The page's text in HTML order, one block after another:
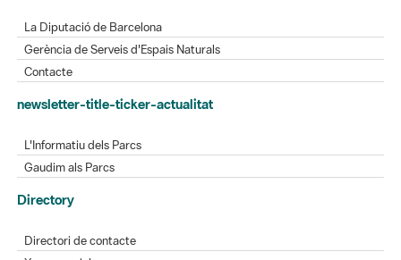
La Diputació de Barcelona
Gerència de Serveis d'Espais Naturals
Contacte
newsletter-title-ticker-actualitat
L'Informatiu dels Parcs
Gaudim als Parcs
Directory
Directori de contacte